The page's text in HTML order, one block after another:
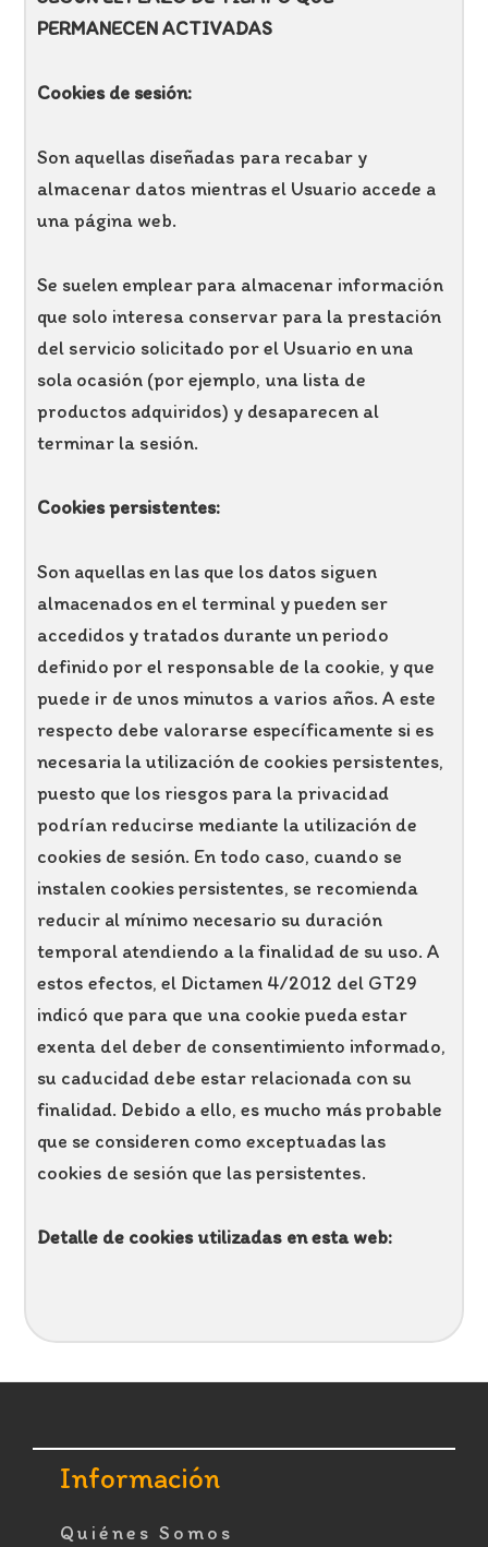
PERMANECEN ACTIVADAS
Cookies de sesión:
Son aquellas diseñadas para recabar y
almacenar datos mientras el Usuario accede a
una página web.
Se suelen emplear para almacenar información
que solo interesa conservar para la prestación
del servicio solicitado por el Usuario en una
sola ocasión (por ejemplo, una lista de
productos adquiridos) y desaparecen al
terminar la sesión.
Cookies persistentes:
Son aquellas en las que los datos siguen
almacenados en el terminal y pueden ser
accedidos y tratados durante un periodo
definido por el responsable de la cookie, y que
puede ir de unos minutos a varios años. A este
respecto debe valorarse específicamente si es
necesaria la utilización de cookies persistentes,
puesto que los riesgos para la privacidad
podrían reducirse mediante la utilización de
cookies de sesión. En todo caso, cuando se
instalen cookies persistentes, se recomienda
reducir al mínimo necesario su duración
temporal atendiendo a la finalidad de su uso. A
estos efectos, el Dictamen 4/2012 del GT29
indicó que para que una cookie pueda estar
exenta del deber de consentimiento informado,
su caducidad debe estar relacionada con su
finalidad. Debido a ello, es mucho más probable
que se consideren como exceptuadas las
cookies de sesión que las persistentes.
Detalle de cookies utilizadas en esta web:
FooterInformación
Quiénes Somos